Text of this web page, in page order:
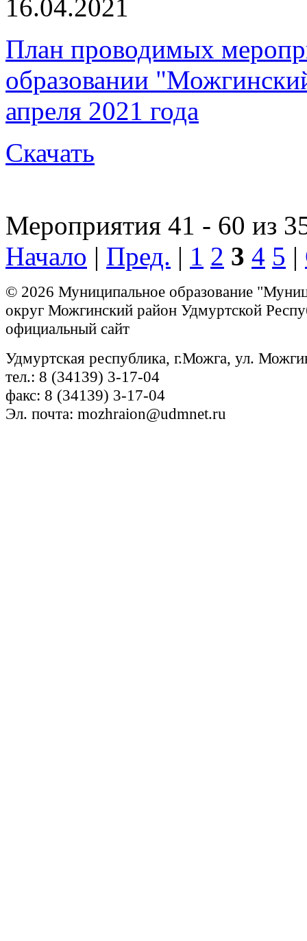
16.04.2021
План проводимых
образовании
апреля 2021 года
Скачать
Мероприятия 41 - 60 из
Начало | Пред. | 1 2 3 4 5 |
© 2026 Муниципальное образование
округ Можгинский район Удмуртской
официальный сайт
Удмуртская республика, г.Можга, ул.
тел.: 8 (34139) 3-17-04
факс: 8 (34139) 3-17-04
Эл. почта: mozhraion@udmnet.ru